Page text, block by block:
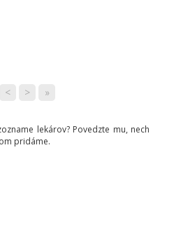
< > »
lekárov? Povedzte mu, nech
pridáme.